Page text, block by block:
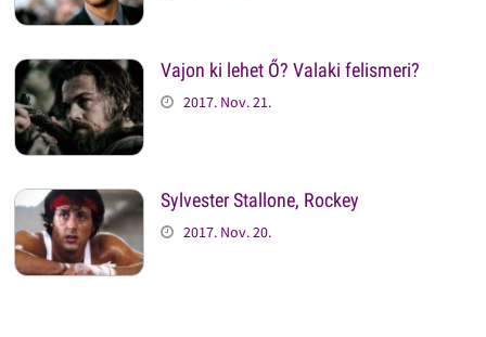
Vajon ki lehet Ő? Valaki felismeri?
2017. Nov. 21.
Sylvester Stallone, Rockey
2017. Nov. 20.